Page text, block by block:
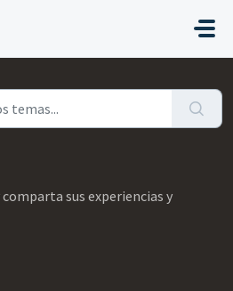
sus experiencias y